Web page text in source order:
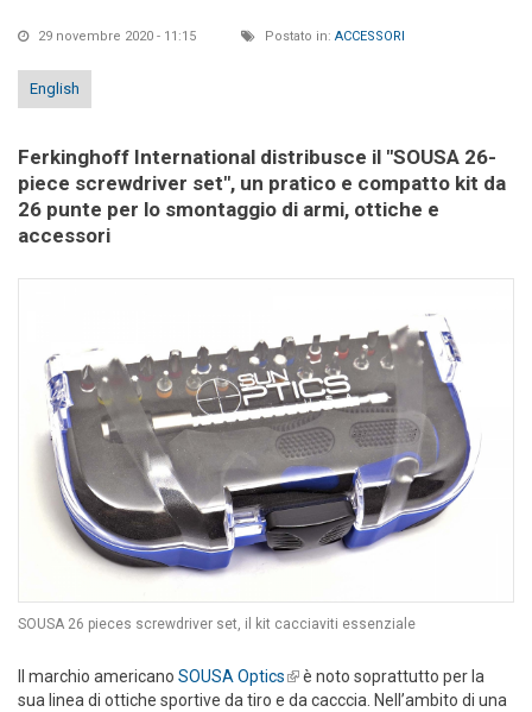
29 novembre 2020 - 11:15 Postato in: ACCESSORI
English
Ferkinghoff International distribusce il "SOUSA 26-
piece screwdriver set", un pratico e compatto kit da
26 punte per lo smontaggio di armi, ottiche e
accessori
SOUSA 26 pieces screwdriver set, il kit cacciaviti essenziale
Il marchio americano SOUSA Optics(link is external)
è noto soprattutto per la
sua linea di ottiche sportive da tiro e da cacccia. Nell’ambito di una